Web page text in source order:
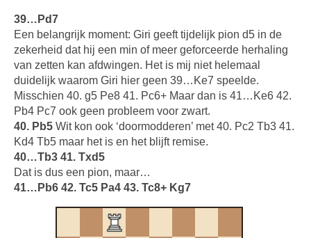
39…Pd7
Een belangrijk moment: Giri geeft tijdelijk pion d5 in de
zekerheid dat hij een min of meer geforceerde herhaling
van zetten kan afdwingen. Het is mij niet helemaal
duidelijk waarom Giri hier geen 39…Ke7 speelde.
Misschien 40. g5 Pe8 41. Pc6+ Maar dan is 41…Ke6 42.
Pb4 Pc7 ook geen probleem voor zwart.
40. Pb5 Wit kon ook ‘doormodderen’ met 40. Pc2 Tb3 41.
Kd4 Tb5 maar het is en het blijft remise.
40…Tb3 41. Txd5
Dat is dus een pion, maar…
41…Pb6 42. Tc5 Pa4 43. Tc8+ Kg7